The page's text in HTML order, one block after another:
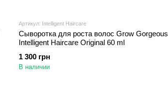
Артикул: Intelligent Haircare
Сыворотка для роста волос Grow Gorgeous
Intelligent Haircare Original 60 ml
1 300 грн
В наличии